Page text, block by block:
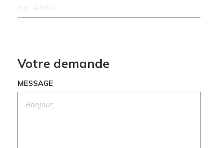
Votre demande
MESSAGE